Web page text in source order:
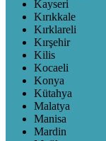
Kayseri
Kırıkkale
Kırklareli
Kırşehir
Kilis
Kocaeli
Konya
Kütahya
Malatya
Manisa
Mardin